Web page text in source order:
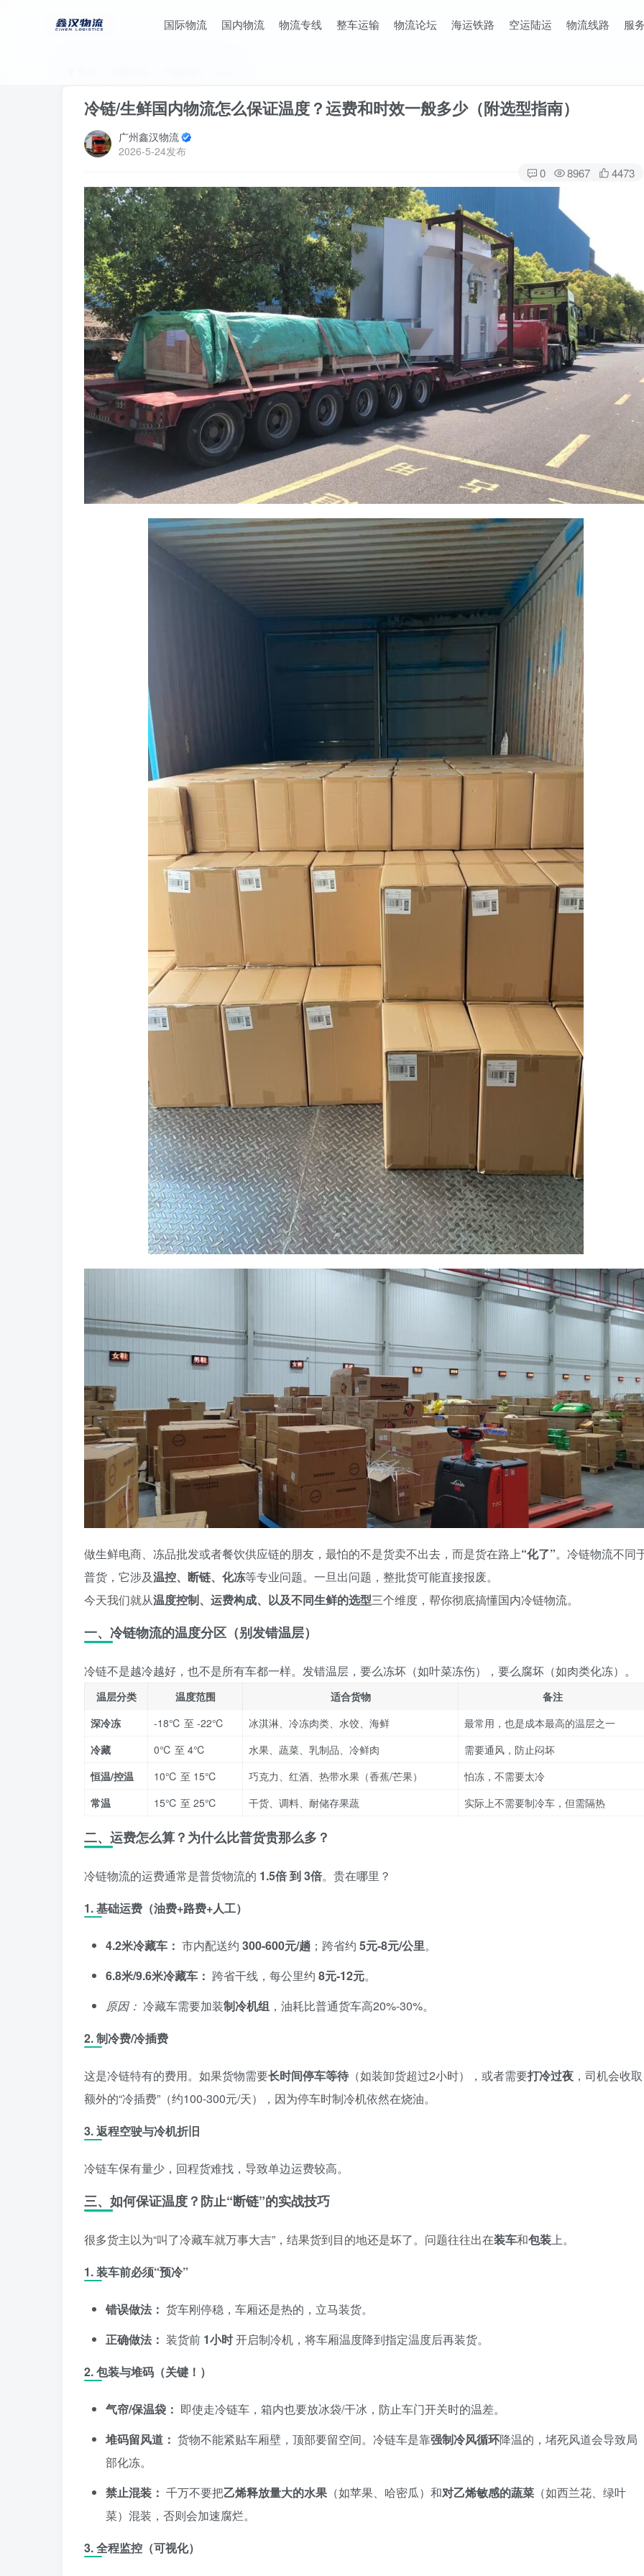
国际物流 国内物流 物流专线 整车运输 物流论坛 海运铁路 空运陆运 物流线路 服
冷链/生鲜国内物流怎么保证温度？运费和时效一般多少（附选型指南）
广州鑫汉物流
2026-5-24发布
0 8967 4473
做生鲜电商、冻品批发或者餐饮供应链的朋友，最怕的不是货卖不出去，而是货在路上“化了”。冷链物流不同
普货，它涉及温控、断链、化冻等专业问题。一旦出问题，整批货可能直接报废。
今天我们就从温度控制、运费构成、以及不同生鲜的选型三个维度，帮你彻底搞懂国内冷链物流。
一、冷链物流的温度分区（别发错温层）
冷链不是越冷越好，也不是所有车都一样。发错温层，要么冻坏（如叶菜冻伤），要么腐坏（如肉类化冻）。
温层分类 温度范围 适合货物
备注
深冷冻
-18℃ 至 -22℃ 冰淇淋、冷冻肉类、水饺、海鲜
最常用，也是成本最高的温层之一
冷藏
0℃ 至 4℃ 水果、蔬菜、乳制品、冷鲜肉
需要通风，防止闷坏
恒温/控温
10℃ 至 15℃ 巧克力、红酒、热带水果（香蕉/芒果）
怕冻，不需要太冷
常温
15℃ 至 25℃ 干货、调料、耐储存果蔬 实际上不需要制冷车，但需隔热
二、运费怎么算？为什么比普货贵那么多？
冷链物流的运费通常是普货物流的 1.5倍 到 3倍。贵在哪里？
1. 基础运费（油费+路费+人工）
4.2米冷藏车： 市内配送约 300-600元/趟 ；跨省约 5元-8元/公里。
6.8米/9.6米冷藏车： 跨省干线，每公里约 8元-12元。
原因： 冷藏车需要加装制冷机组 ，油耗比普通货车高20%-30%。
2. 制冷费/冷插费
这是冷链特有的费用。如果货物需要长时间停车等待 （如装卸货超过2小时），或者需要打冷过夜 ，司机会收取
额外的“冷插费”（约100-300元/天），因为停车时制冷机依然在烧油。
3. 返程空驶与冷机折旧
冷链车保有量少，回程货难找，导致单边运费较高。
三、如何保证温度？防止“断链”的实战技巧
很多货主以为“叫了冷藏车就万事大吉”，结果货到目的地还是坏了。问题往往出在装车和包装上。
1. 装车前必须“预冷”
错误做法： 货车刚停稳，车厢还是热的，立马装货。
正确做法： 装货前 1小时开启制冷机，将车厢温度降到指定温度后再装货。
2. 包装与堆码（关键！）
气帘/保温袋： 即使走冷链车，箱内也要放冰袋/干冰，防止车门开关时的温差。
堆码留风道： 货物不能紧贴车厢壁，顶部要留空间。冷链车是靠强制冷风循环降温的，堵死风道会导致局
部化冻。
禁止混装： 千万不要把乙烯释放量大的水果 （如苹果、哈密瓜）和对乙烯敏感的蔬菜 （如西兰花、绿叶
菜）混装，否则会加速腐烂。
3. 全程监控（可视化）